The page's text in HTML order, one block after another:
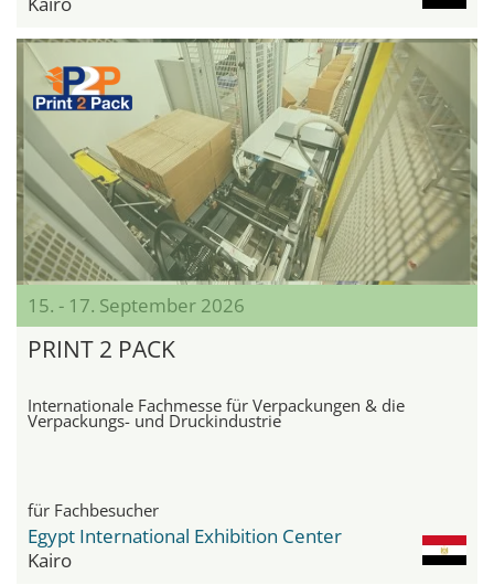
15. - 17. September 2026
PRINT 2 PACK
Internationale Fachmesse für Verpackungen & die
Verpackungs- und Druckindustrie
für Fachbesucher
Egypt International Exhibition Center
Kairo